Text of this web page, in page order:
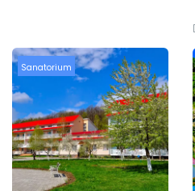
Sanatorium